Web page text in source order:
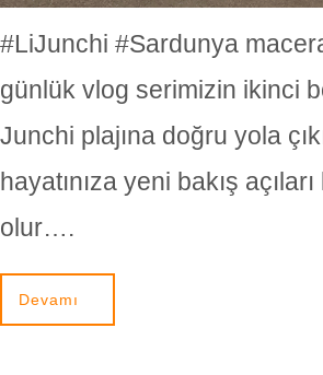
#LiJunchi #Sardunya
günlük vlog serimizin ikinci
Junchi plajına doğru yola
hayatınıza yeni bakış
olur….
Devamı